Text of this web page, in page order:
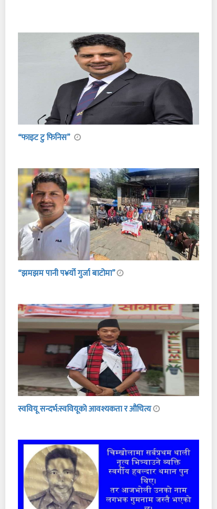
“फाइट टु फिनिस”
“झमझम पानी प¥र्यो गुर्जा बाटोमा”
स्ववियू सन्दर्भ:स्ववियूको आवश्यकता र औचित्य